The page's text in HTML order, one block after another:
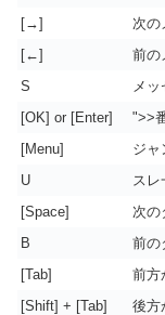
[→]
次の
[←]
前の
S
メ
[OK] or [Enter]
">>
[Menu]
ジャ
U
ス
[Space]
次の
B
前の
[Tab]
前方
[Shift] + [Tab]
後方